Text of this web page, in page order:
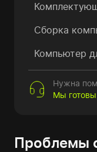
Сборка
Компьютер
Нужна
Мы
Проблемы